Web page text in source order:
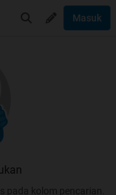
Masuk
kolom pencarian.